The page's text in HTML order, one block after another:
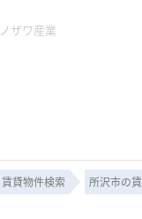
ザワ産業
事業用物件
沢店 ピタッ
賃貸物件検索 所沢市の